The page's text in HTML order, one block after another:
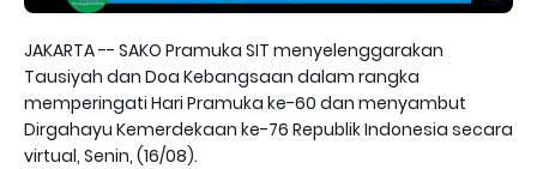
JAKARTA -- SAKO Pramuka SIT menyelenggarakan
Tausiyah dan Doa Kebangsaan dalam rangka
memperingati Hari Pramuka ke-60 dan menyambut
Dirgahayu Kemerdekaan ke-76 Republik Indonesia secara
virtual, Senin, (16/08).